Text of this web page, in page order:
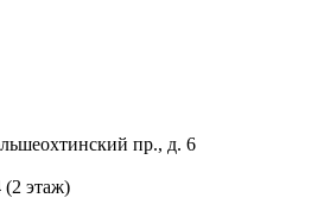
пр., д. 6
(2 этаж)